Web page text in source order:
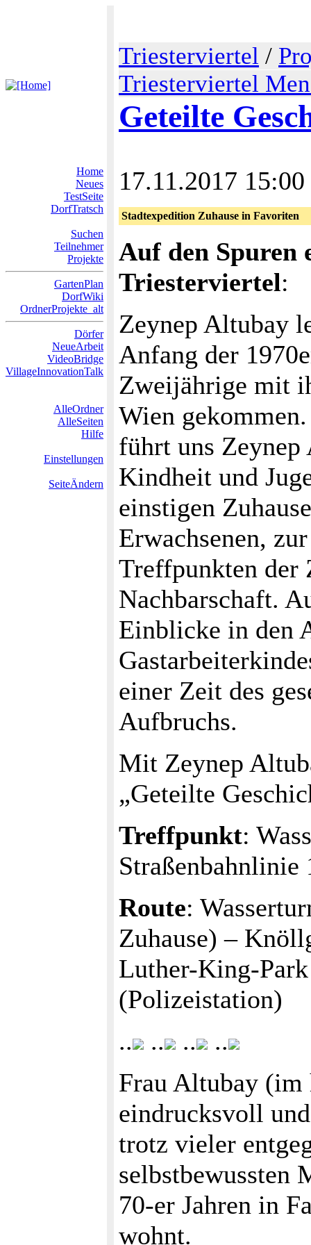
Triesterviertel /
Triesterviertel
Geteilte
Home
Neues
TestSeite
DorfTratsch
Suchen
Teilnehmer
Projekte
GartenPlan
DorfWiki
OrdnerProjekte_alt
Dörfer
NeueArbeit
VideoBridge
VillageInnovationTalk
AlleOrdner
AlleSeiten
Hilfe
Einstellungen
SeiteÄndern
17.11.2017 15:00
Stadtexpedition Zuhause in Favoriten
Auf den
Triesterviertel:
Zeynep Altubay
Anfang der
Zweijährige mit
Wien
führt uns
Kindheit und
einstigen
Erwachsenen,
Treffpunkten der
Nachbarschaft.
Einblicke in den
einer Zeit des
Aufbruchs.
Mit Zeynep
„Geteilte
Treffpunkt:
Straßenbahnlinie
Route:
Zuhause) –
Luther-King-
(Polizeistation)
..
.. ..
..
Frau Altubay (im
eindrucksvoll
trotz vieler
selbstbewussten
70-er Jahren in
wohnt.